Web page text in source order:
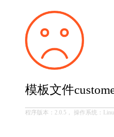
模板文件
程序版本：2.0.5， 操作系统：